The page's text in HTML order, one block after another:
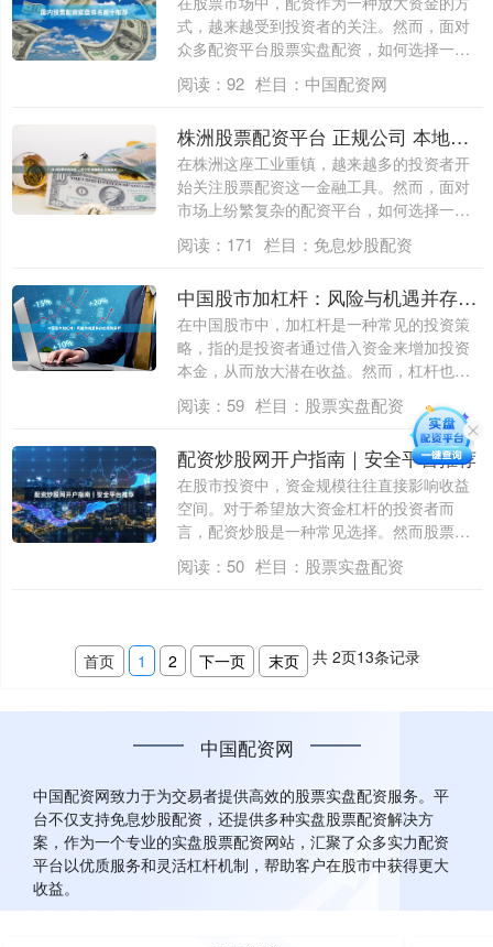
式，越来越受到投资者的关注。然而，面对
众多配资平台股票实盘配资，如何选择一家
安全、....
阅读： 92 栏目： 中国配资网
株洲股票配资平台 正规公司 本地服务 低息高效
在株洲这座工业重镇，越来越多的投资者开
始关注股票配资这一金融工具。然而，面对
市场上纷繁复杂的配资平台，如何选择一家
正规、....
阅读： 171 栏目： 免息炒股配资
中国股市加杠杆：风险与机遇并存的策略解析
在中国股市中，加杠杆是一种常见的投资策
略，指的是投资者通过借入资金来增加投资
本金，从而放大潜在收益。然而，杠杆也是
一把双....
阅读： 59 栏目： 股票实盘配资
配资炒股网开户指南｜安全平台推荐
在股市投资中，资金规模往往直接影响收益
空间。对于希望放大资金杠杆的投资者而
言，配资炒股是一种常见选择。然而股票实
盘配资，....
阅读： 50 栏目： 股票实盘配资
首页 1 2 下一页 末页 共 2页13条记录
中国配资网
中国配资网致力于为交易者提供高效的股票实盘配资服务。平
台不仅支持免息炒股配资，还提供多种实盘股票配资解决方
案，作为一个专业的实盘股票配资网站，汇聚了众多实力配资
平台以优质服务和灵活杠杆机制，帮助客户在股市中获得更大
收益。